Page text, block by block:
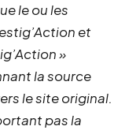
le ou les
et
»
la source
le site original.
pas la